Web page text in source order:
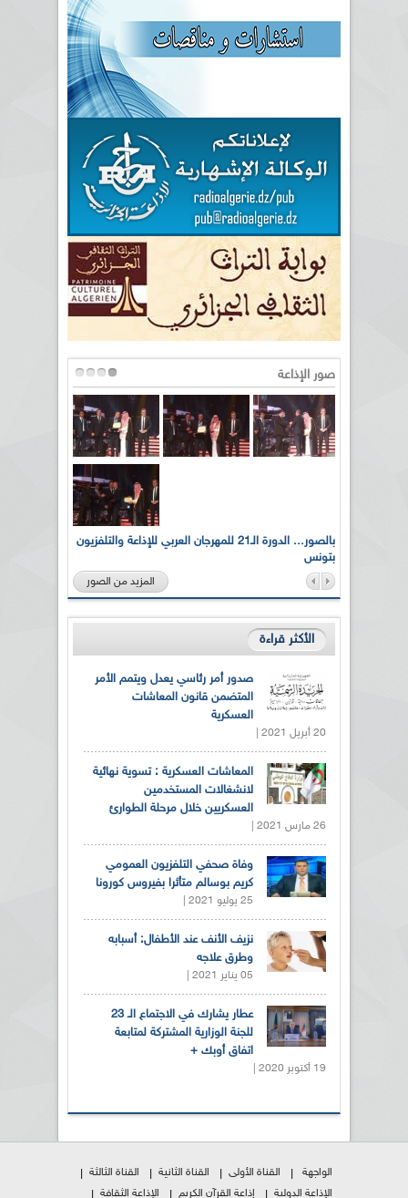
صور الإذاعة
بالصور... الدورة الـ21 للمهرجان العربي للإذاعة والتلفزيون
بتونس
المزيد من الصور
الأكثر قراءة
صدور أمر رئاسي يعدل ويتمم الأمر
المتضمن قانون المعاشات
العسكرية
20 أبريل 2021 |
المعاشات العسكرية : تسوية نهائية
لانشغالات المستخدمين
العسكريين خلال مرحلة الطوارئ
26 مارس 2021 |
وفاة صحفي التلفزيون العمومي
كريم بوسالم متأثرا بفيروس كورونا
25 يوليو 2021 |
نزيف الأنف عند الأطفال: أسبابه
وطرق علاجه
05 يناير 2021 |
عطار يشارك في الاجتماع الـ 23
للجنة الوزارية المشتركة لمتابعة
اتفاق أوبك +
19 أكتوبر 2020 |
الواجهة القناة الأولى القناة الثانية
القناة الثالثة
الإذاعة الدولية
إذاعة القرآن الكريم الإذاعة الثقافة